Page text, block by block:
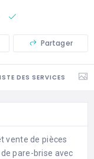
Partager
DES SERVICES
vente de pièces
pare-brise avec